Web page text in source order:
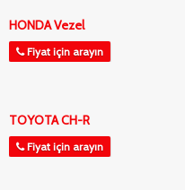
HONDA Vezel
Fiyat için arayın
TOYOTA CH-R
Fiyat için arayın